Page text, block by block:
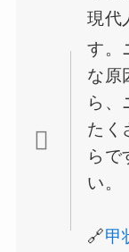
現代
す。
な原
ら、
たく
らで
い。
🔗甲